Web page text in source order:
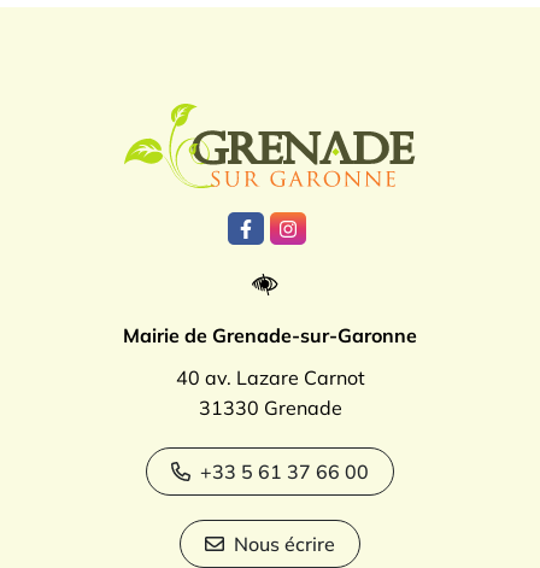
Lien vers le compte Facebook
Lien vers le compte
Mairie de Grenade-sur-Garonne
40 av. Lazare Carnot
31330 Grenade
+33 5 61 37 66 00
Nous écrire